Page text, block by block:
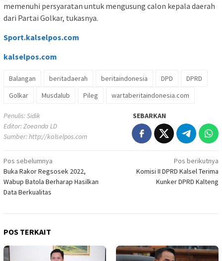
memenuhi persyaratan untuk mengusung calon kepala daerah
dari Partai Golkar, tukasnya.
Sport.kalselpos.com
kalselpos.com
Balangan beritadaerah beritaindonesia DPD
DPRD
Golkar
Musdalub Pileg wartaberitaindonesia.com
Penulis: Sidik
Editor: Zoeanda LD
Sumber:http://kalselpos.com
SEBARKAN
Navigasi
pos
Pos sebelumnya
Buka Rakor Regsosek 2022,
Wabup Batola Berharap Hasilkan
Data Berkualitas
Pos berikutnya
Komisi II DPRD Kalsel Terima
Kunker DPRD Kalteng
POS TERKAIT